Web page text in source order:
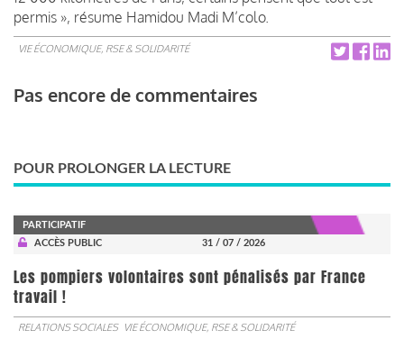
permis », résume Hamidou Madi M’colo.
VIE ÉCONOMIQUE, RSE & SOLIDARITÉ
Pas encore de commentaires
POUR PROLONGER LA LECTURE
PARTICIPATIF
ACCÈS PUBLIC
31 / 07 / 2026
Les pompiers volontaires sont pénalisés par France
travail !
RELATIONS SOCIALES VIE ÉCONOMIQUE, RSE & SOLIDARITÉ